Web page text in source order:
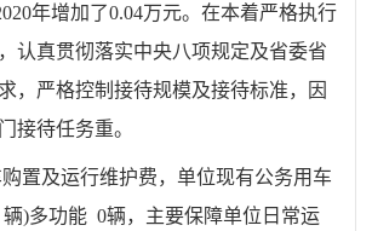
20年增加了0.04万元。在本着严格执行
认真贯彻落实中央八项规定及省委省
，严格控制接待规模及接待标准，因
接待任务重。
置及运行维护费，单位现有公务用车
辆)多功能 0辆，主要保障单位日常运